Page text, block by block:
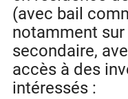
(avec bail
notamment
secondaire,
accès à des
intéressés :